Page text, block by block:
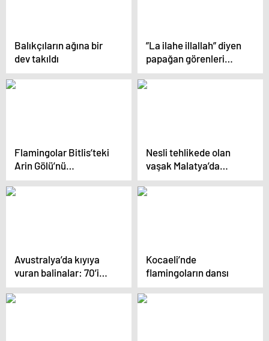
Balıkçıların ağına bir
dev takıldı
”La ilahe illallah” diyen
papağan görenleri
hayrete düşürüyor
Flamingolar Bitlis’teki
Arin Gölü’nü
renklendirdi
Nesli tehlikede olan
vaşak Malatya’da
görüntülendi
Avustralya’da kıyıya
vuran balinalar: 70’i
kurtarıldı, 380’i öldü
Kocaeli’nde
flamingoların dansı